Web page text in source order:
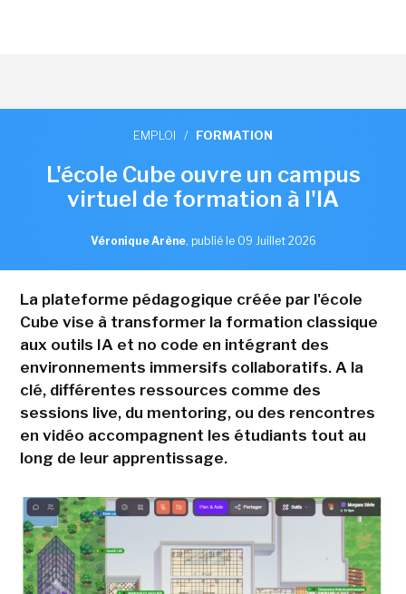
EMPLOI / FORMATION
L'école Cube ouvre un campus
virtuel de formation à l'IA
Véronique Arène, publié le 09 Juillet 2026
La plateforme pédagogique créée par l'école
Cube vise à transformer la formation classique
aux outils IA et no code en intégrant des
environnements immersifs collaboratifs. A la
clé, différentes ressources comme des
sessions live, du mentoring, ou des rencontres
en vidéo accompagnent les étudiants tout au
long de leur apprentissage.